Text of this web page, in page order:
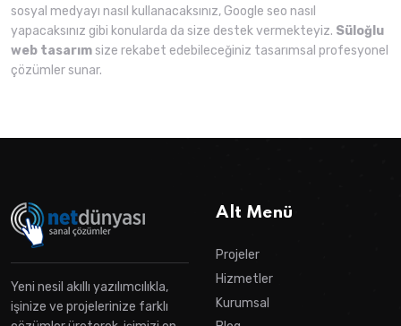
sosyal medyayı nasıl kullanacaksınız, Google seo nasıl
yapacaksınız gibi konularda da size destek vermekteyiz. Süloğlu
web tasarımsize rekabet edebileceğiniz tasarımsal profesyonel
çözümler sunar.
Yeni nesil akıllı yazılımcılıkla,
işinize ve projelerinize farklı
Alt Menü
Projeler
Hizmetler
Kurumsal